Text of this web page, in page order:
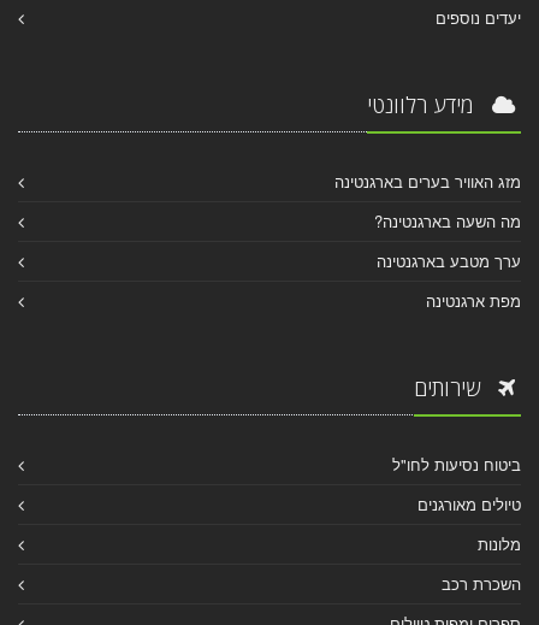
יעדים נוספים
מידע רלוונטי
מזג האוויר בערים בארגנטינה
מה השעה בארגנטינה?
ערך מטבע בארגנטינה
מפת ארגנטינה
שירותים
ביטוח נסיעות לחו"ל
טיולים מאורגנים
מלונות
השכרת רכב